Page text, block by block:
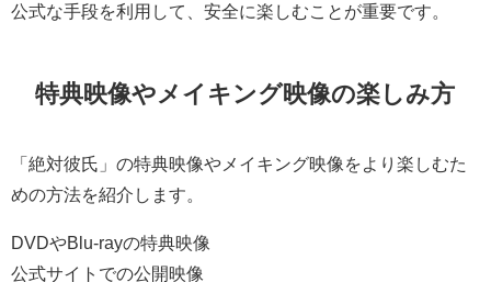
公式な手段を利用して、安全に楽しむことが重要です。
特典映像やメイキング映像の楽しみ方
「絶対彼氏」の特典映像やメイキング映像をより楽しむた
めの方法を紹介します。
DVDやBlu-rayの特典映像
公式サイトでの公開映像